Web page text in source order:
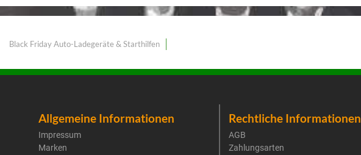
Black Friday Auto-Ladegeräte & Starthilfen
Allgemeine Informationen
Impressum
Marken
Rechtliche Informationen
AGB
Zahlungsarten